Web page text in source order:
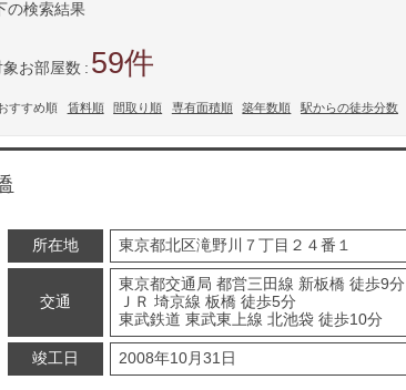
検索結果
象お部屋数 59
すすめ順 賃料順 間取り順 専有面積順 築年数順 駅からの徒歩分数
所在地 東京都北区滝野川７丁目２４番１
交通
東京都交通局 都営三田線 新板橋 徒歩9分
ＪＲ 埼京線 板橋 徒歩5分
東武鉄道 東武東上線 北池袋 徒歩10分
竣工日 2008年10月31日